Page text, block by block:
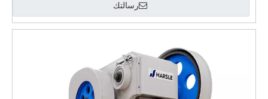
رسالتك